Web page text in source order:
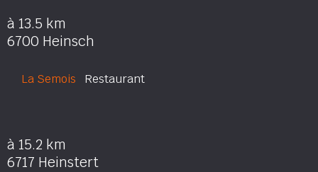
à 13.5 km
6700 Heinsch
La Semois Restaurant
à 15.2 km
6717 Heinstert